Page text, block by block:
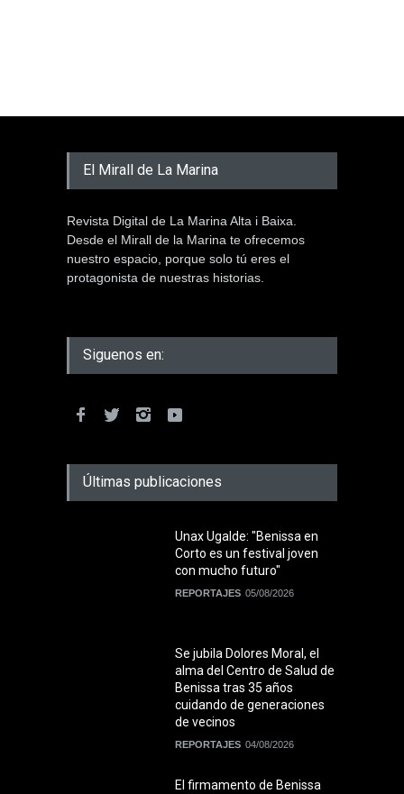
El Mirall de La Marina
Revista Digital de La Marina Alta i Baixa.
Desde el Mirall de la Marina te ofrecemos
nuestro espacio, porque solo tú eres el
protagonista de nuestras historias.
Siguenos en:
Últimas publicaciones
Unax Ugalde: "Benissa en
Corto es un festival joven
con mucho futuro"
REPORTAJES 05/08/2026
Se jubila Dolores Moral, el
alma del Centro de Salud de
Benissa tras 35 años
cuidando de generaciones
de vecinos
REPORTAJES 04/08/2026
El firmamento de Benissa